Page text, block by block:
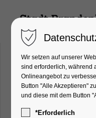
Exkursion
Führung,
Wir setzen auf unserer
sind erforderlich, während
Onlineangebot zu
Button "Alle Akzeptieren"
und diese mit dem Button
*Erforderlich